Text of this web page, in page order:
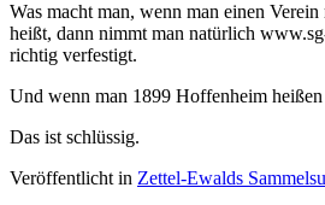
Was macht man, wenn man einen
heißt, dann nimmt man natürlich
richtig verfestigt.
Und wenn man 1899 Hoffenheim
Das ist schlüssig.
Veröffentlicht in Zettel-Ewalds